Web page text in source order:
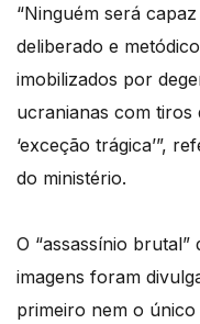
“Ninguém será
deliberado e
imobilizados por
ucranianas com tiros
‘exceção trágica’”,
do ministério.
O “assassínio
imagens foram
primeiro nem o